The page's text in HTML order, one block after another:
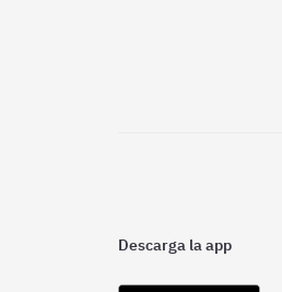
Descarga la app